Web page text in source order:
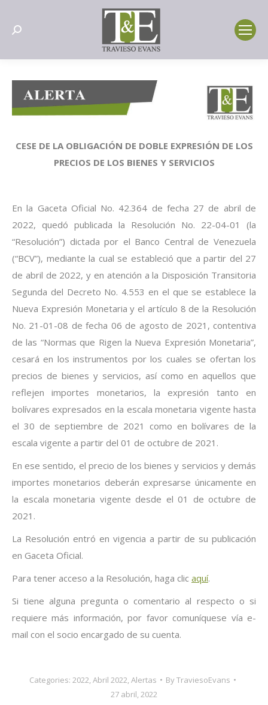
Search:
CESE DE LA OBLIGACIÓN DE DOBLE EXPRESIÓN DE LOS
PRECIOS DE LOS BIENES Y SERVICIOS
En la Gaceta Oficial No. 42.364 de fecha 27 de abril de
2022, quedó publicada la Resolución No. 22-04-01 (la
“Resolución”) dictada por el Banco Central de Venezuela
(“BCV”), mediante la cual se estableció que a partir del 27
de abril de 2022, y en atención a la Disposición Transitoria
Segunda del Decreto No. 4.553 en el que se establece la
Nueva Expresión Monetaria y el artículo 8 de la Resolución
No. 21-01-08 de fecha 06 de agosto de 2021, contentiva
de las “Normas que Rigen la Nueva Expresión Monetaria”,
cesará en los instrumentos por los cuales se ofertan los
precios de bienes y servicios, así como en aquellos que
reflejen importes monetarios, la expresión tanto en
bolívares expresados en la escala monetaria vigente hasta
el 30 de septiembre de 2021 como en bolívares de la
escala vigente a partir del 01 de octubre de 2021.
En ese sentido, el precio de los bienes y servicios y demás
importes monetarios deberán expresarse únicamente en
la escala monetaria vigente desde el 01 de octubre de
2021.
La Resolución entró en vigencia a partir de su publicación
en Gaceta Oficial.
Para tener acceso a la Resolución, haga clic aquí.
Si tiene alguna pregunta o comentario al respecto o si
requiere más información, por favor comuníquese vía e-
mail con el socio encargado de su cuenta.
Categories: 2022,Abril 2022,Alertas ByTraviesoEvans
27 abril, 2022